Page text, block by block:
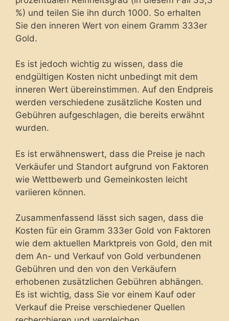
%) und teilen Sie ihn durch 1000. So erhalten
Sie den inneren Wert von einem Gramm 333er
Gold.
Es ist jedoch wichtig zu wissen, dass die
endgültigen Kosten nicht unbedingt mit dem
inneren Wert übereinstimmen. Auf den Endpreis
werden verschiedene zusätzliche Kosten und
Gebühren aufgeschlagen, die bereits erwähnt
wurden.
Es ist erwähnenswert, dass die Preise je nach
Verkäufer und Standort aufgrund von Faktoren
wie Wettbewerb und Gemeinkosten leicht
variieren können.
Zusammenfassend lässt sich sagen, dass die
Kosten für ein Gramm 333er Gold von Faktoren
wie dem aktuellen Marktpreis von Gold, den mit
dem An- und Verkauf von Gold verbundenen
Gebühren und den von den Verkäufern
erhobenen zusätzlichen Gebühren abhängen.
Es ist wichtig, dass Sie vor einem Kauf oder
Verkauf die Preise verschiedener Quellen